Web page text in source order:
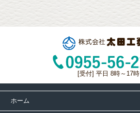
[受付] 平日 8時～17時
ホーム